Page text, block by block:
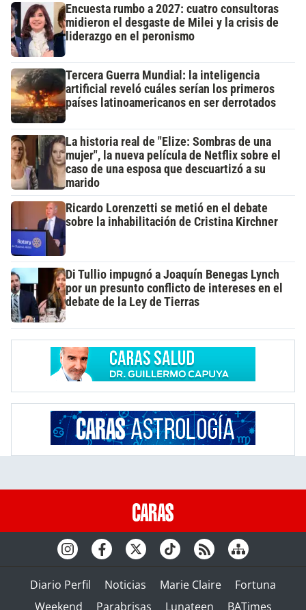
Encuesta rumbo a 2027: cuatro consultoras
midieron el desgaste de Milei y la crisis de
liderazgo en el peronismo
Tercera Guerra Mundial: la inteligencia
artificial reveló cuáles serían los primeros
países latinoamericanos en ser derrotados
La historia real de "Elize: Sombras de una
mujer", la nueva película de Netflix sobre el
caso de una esposa que descuartizó a su
marido
Ricardo Lorenzetti se metió en el debate
sobre la inhabilitación de Cristina Kirchner
Di Tullio impugnó a Joaquín Benegas Lynch
por un presunto conflicto de intereses en el
debate de la Ley de Tierras
Diario Perfil Noticias Marie Claire
Fortuna
Weekend
Parabrisas Lunateen BATimes